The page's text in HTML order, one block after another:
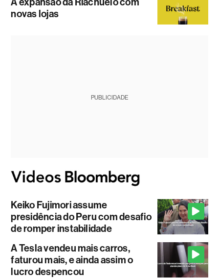
novas lojas
PUBLICIDADE
Keiko Fujimori assume
presidência do Peru com desafio
de romper instabilidade
A Tesla vendeu mais carros,
faturou mais, e ainda assim o
lucro despencou